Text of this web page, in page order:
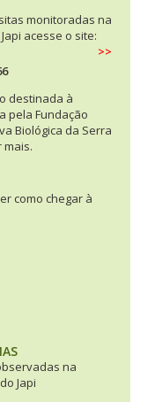
monitoradas na
acesse o site:
>> CLIQUE
destinada à
pela Fundação
Biológica da Serra
como chegar à
na
Japi